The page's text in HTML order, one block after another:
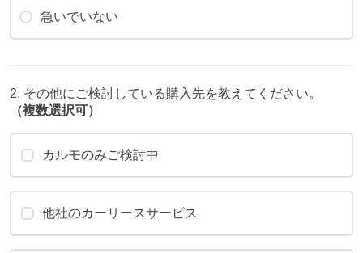
急いでいない
2. その他にご検討している購入先を教えてください。
（複数選択可）
カルモのみご検討中
他社のカーリースサービス